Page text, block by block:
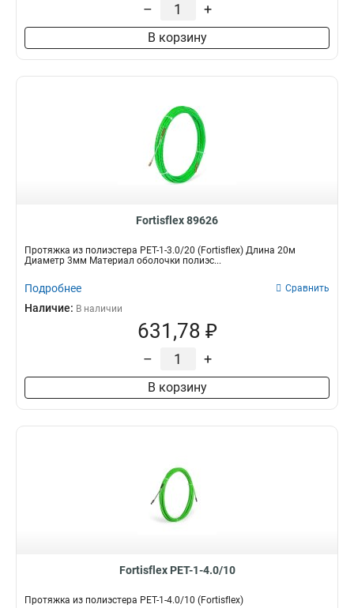
– +
В корзину
Fortisflex 89626
Протяжка из полиэстера PET-1-3.0/20 (Fortisflex) Длина 20м
Диаметр 3мм Материал оболочки полиэс...
Подробнее Сравнить
Наличие: В наличии
631,78 ₽
– +
В корзину
Fortisflex PET-1-4.0/10
Протяжка из полиэстера PET-1-4.0/10 (Fortisflex)